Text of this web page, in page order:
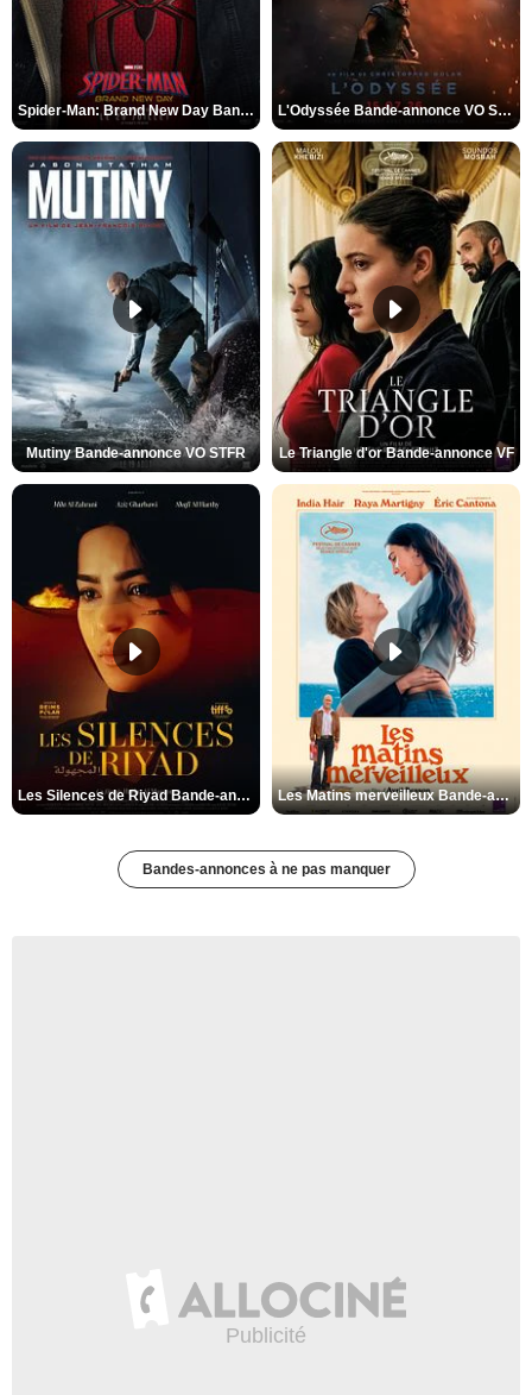
Spider-Man: Brand New Day Bande-annonce VO STFR L'Odyssée Bande-annonce VO STFR
Mutiny Bande-annonce VO STFR Le Triangle d'or Bande-annonce VF
Les Silences de Riyad Bande-annonce VO STFR Les Matins merveilleux Bande-annonce VF
Bandes-annonces à ne pas manquer